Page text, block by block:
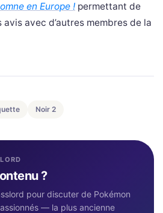
en Europe ! permettant de
avec d’autres membres de la
Noir 2
?
pour discuter de Pokémon
— la plus ancienne